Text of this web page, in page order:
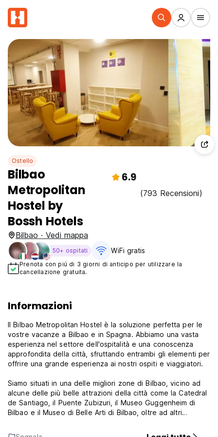
Ostello
Bilbao
Metropolitan
Hostel by
Bossh Hotels
6.9
(793 Recensioni)
Bilbao · Vedi mappa
50+ ospitati WiFi gratis
Prenota con piú di 3 giorni di anticipo per utilizzare la
cancellazione gratuita.
Informazioni
Il Bilbao Metropolitan Hostel è la soluzione perfetta per le
vostre vacanze a Bilbao e in Spagna. Abbiamo una vasta
esperienza nel settore dell'ospitalità e una conoscenza
approfondita della città, sfruttando entrambi gli elementi per
offrire una grande esperienza ai nostri ospiti e viaggiatori.
Siamo situati in una delle migliori zone di Bilbao, vicino ad
alcune delle più belle attrazioni della città come la Catedral
de Santiago, il Puente Zubizuri, il Museo Guggenheim di
Bilbao e il Museo di Belle Arti di Bilbao, oltre ad altri